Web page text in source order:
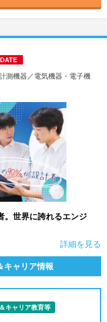
測機器／電気機器・電子機
。世界に誇れるエンジ
詳細を見る
キャリア情報
キャリア教育等